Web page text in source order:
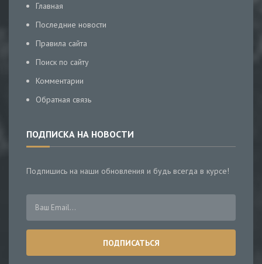
Главная
Последние новости
Правила сайта
Поиск по сайту
Комментарии
Обратная связь
ПОДПИСКА НА НОВОСТИ
Подпишись на наши обновления и будь всегда в курсе!